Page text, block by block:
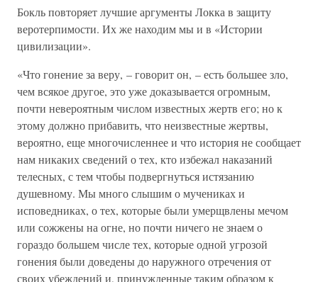
Бокль повторяет лучшие аргументы Локка в защиту
веротерпимости. Их же находим мы и в «Истории
цивилизации».
«Что гонение за веру, – говорит он, – есть большее зло,
чем всякое другое, это уже доказывается огромным,
почти невероятным числом известных жертв его; но к
этому должно прибавить, что неизвестные жертвы,
вероятно, еще многочисленнее и что история не сообщает
нам никаких сведений о тех, кто избежал наказаний
телесных, с тем чтобы подвергнуться истязанию
душевному. Мы много слышим о мучениках и
исповедниках, о тех, которые были умерщвлены мечом
или сожжены на огне, но почти ничего не знаем о
гораздо большем числе тех, которые одной угрозой
гонения были доведены до наружного отречения от
своих убеждений и, принужденные таким образом к